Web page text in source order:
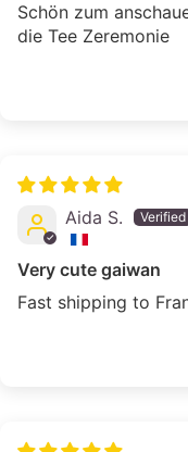
Schön zum
die Tee Zeremonie
Aida S.
Very cute gaiwan
Fast shipping to